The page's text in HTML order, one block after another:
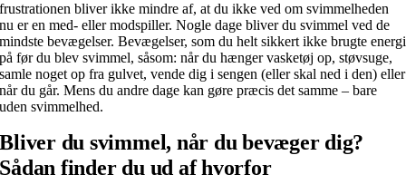
frustrationen bliver ikke mindre af, at du ikke ved om svimmelheden
nu er en med- eller modspiller. Nogle dage bliver du svimmel ved de
mindste bevægelser. Bevægelser, som du helt sikkert ikke brugte energi
på før du blev svimmel, såsom: når du hænger vasketøj op, støvsuge,
samle noget op fra gulvet, vende dig i sengen (eller skal ned i den) eller
når du går. Mens du andre dage kan gøre præcis det samme – bare
uden svimmelhed.
Bliver du svimmel, når du bevæger dig?
Sådan finder du ud af hvorfor